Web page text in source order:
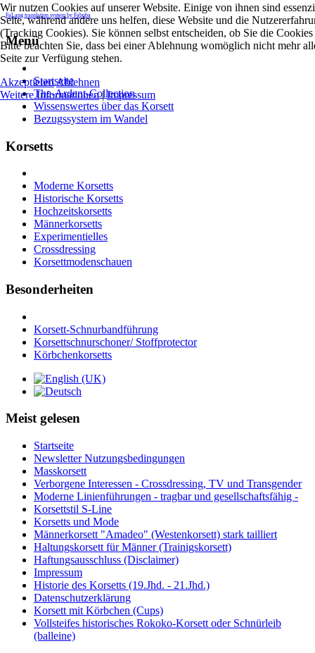
FaLang translation system by Faboba
Menü
Startseite
The-Ardent-Collection
Wissenswertes über das Korsett
Bezugssystem im Wandel
Korsetts
Moderne Korsetts
Historische Korsetts
Hochzeitskorsetts
Männerkorsetts
Experimentielles
Crossdressing
Korsettmodenschauen
Besonderheiten
Korsett-Schnurbandführung
Korsettschnurschoner/ Stoffprotector
Körbchenkorsetts
Meist gelesen
Startseite
Newsletter Nutzungsbedingungen
Masskorsett
Verborgene Interessen - Crossdressing, TV und Transgender
Moderne Linienführungen - tragbar und gesellschaftsfähig -
Korsettstil S-Line
Korsetts und Mode
Männerkorsett "Amadeo" (Westenkorsett) stark tailliert
Haltungskorsett für Männer (Trainigskorsett)
Haftungsausschluss (Disclaimer)
Impressum
Historie des Korsetts (19.Jhd. - 21.Jhd.)
Datenschutzerklärung
Korsett mit Körbchen (Cups)
Vollsteifes historisches Rokoko-Korsett oder Schnürleib
(balleine)
Wir nutzen Cookies auf unserer Website. Einige von ihnen sind
Seite, während andere uns helfen, diese Website und die
(Tracking Cookies). Sie können selbst entscheiden, ob Sie die
Bitte beachten Sie, dass bei einer Ablehnung womöglich nicht mehr
Seite zur Verfügung stehen.
AkzeptierenAblehnen
Weitere Informationen|Impressum